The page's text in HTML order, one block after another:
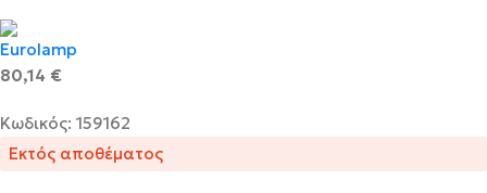
80,14 €
Κωδικός: 159162
Εκτός αποθέματος